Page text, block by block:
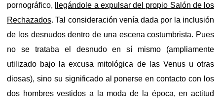
pornográfico,
llegándole a expulsar del propio Salón de los
Rechazados. Tal consideración venía dada por la inclusión
de los desnudos dentro de una escena costumbrista. Pues
no se trataba el desnudo en sí mismo (ampliamente
utilizado bajo la excusa mitológica de las Venus u otras
diosas), sino su significado al ponerse en contacto con los
dos hombres vestidos a la moda de la época, en actitud